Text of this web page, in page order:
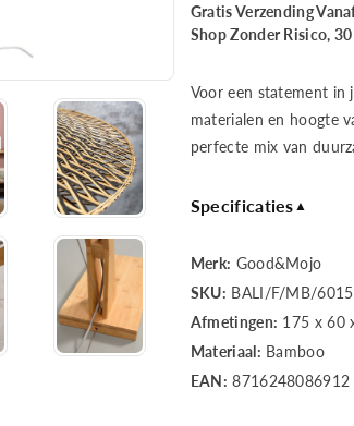
Bali
nat.
h.207cm/
60x15cm
zw./nat.,
Gratis Verzending
Shop Zonder Risico,
Voor een statement in
materialen en hoogte
perfecte mix van
Specificaties ▲
Merk: Good&Mojo
SKU: BALI/F/MB/
Afmetingen: 175 x 60
Materiaal: Bamboo
EAN: 8716248086912